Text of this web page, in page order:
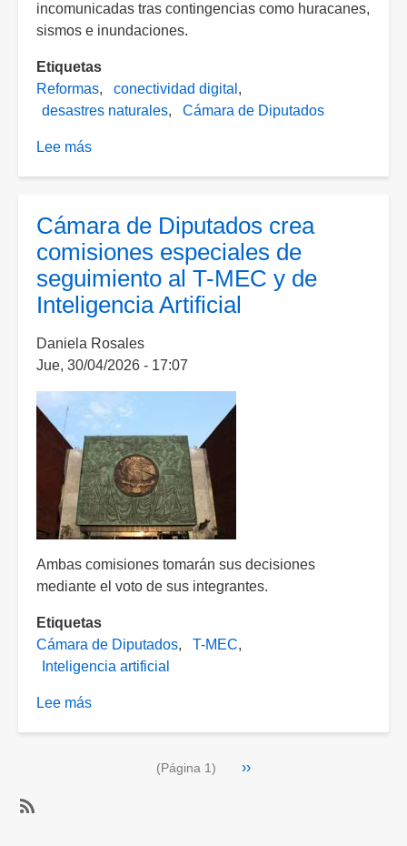
incomunicadas tras contingencias como huracanes,
sismos e inundaciones.
Etiquetas
Reformas
conectividad digital
desastres naturales
Cámara de Diputados
Lee más
garantizar
conectividad
en
emergencias
tras
desastres
naturales
Cámara de Diputados crea
comisiones especiales de
seguimiento al T-MEC y de
Inteligencia Artificial
Daniela Rosales
Jue, 30/04/2026 - 17:07
Ambas comisiones tomarán sus decisiones
mediante el voto de sus integrantes.
Etiquetas
Cámara de Diputados
T-MEC
Inteligencia artificial
Lee más
Diputados(Página 1)
Siguiente
››